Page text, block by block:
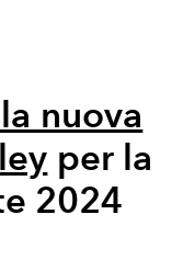
nuova
per la
2024